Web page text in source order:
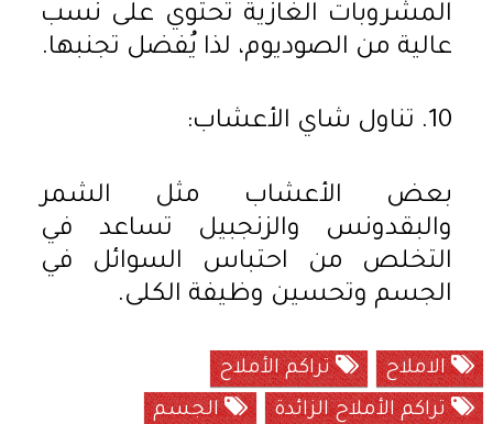
المشروبات الغازية تحتوي على نسب
عالية من الصوديوم، لذا يُفضل تجنبها.
10. تناول شاي الأعشاب:
بعض الأعشاب مثل الشمر
والبقدونس والزنجبيل تساعد في
التخلص من احتباس السوائل في
الجسم وتحسين وظيفة الكلى.
الاملاح
تراكم الأملاح
تراكم الأملاح الزائدة
الجسم